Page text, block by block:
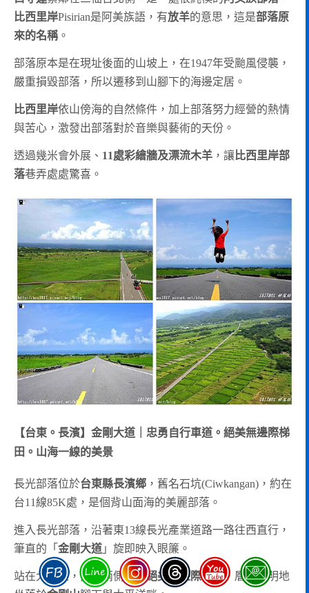
比西里岸Pisirian是阿美族語，有放羊的意思，這是部落原
來的名稱。
部落原本是在現址後面的山坡上，在1947年受颱風侵襲，
嚴重損毀部落，所以遷移到山腳下的海邊定居。
比西里岸依山傍海的自然條件，加上部落努力經營的熱情
與苦心，激發出部落對於音樂與藝術的天份。
透過幾米會外展、 11處彩繪牆及漂流木羊 ，讓 比西里岸部
落巷弄處處驚喜。
【台東。長濱】金剛大道｜忠勇自行車道。絕美無邊際梯
田。山海一線的美景
長光部落位於台東縣長濱鄉 ，舊名石坑(Ciwkangan)，約在
台11線85K處，是個背山面海的美麗部落。
進入長光部落，沿著東13線長光產業道路一路往西直行，
筆直的「 金剛大道 」旋即映入眼簾。
站在大道上，南北兩側盡是絕美無邊際梯田，層次分明地